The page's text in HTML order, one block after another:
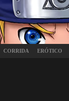
CORRIDA ERÓTICO